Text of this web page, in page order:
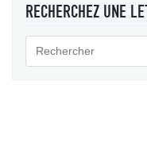
RECHERCHEZ UNE